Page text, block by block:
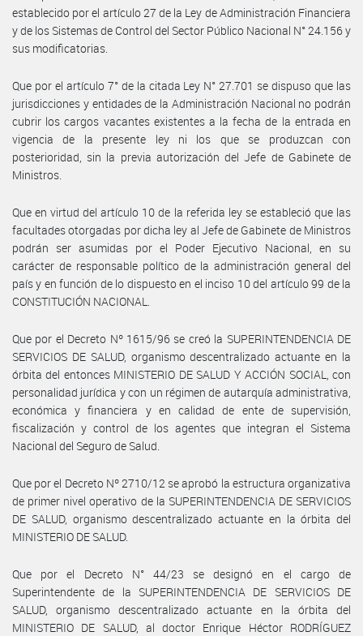
establecido por el artículo 27 de la Ley de Administración Financiera
y de los Sistemas de Control del Sector Público Nacional N° 24.156 y
sus modificatorias.
Que por el artículo 7° de la citada Ley N° 27.701 se dispuso que las
jurisdicciones y entidades de la Administración Nacional no podrán
cubrir los cargos vacantes existentes a la fecha de la entrada en
vigencia de la presente ley ni los que se produzcan con
posterioridad, sin la previa autorización del Jefe de Gabinete de
Ministros.
Que en virtud del artículo 10 de la referida ley se estableció que las
facultades otorgadas por dicha ley al Jefe de Gabinete de Ministros
podrán ser asumidas por el Poder Ejecutivo Nacional, en su
carácter de responsable político de la administración general del
país y en función de lo dispuesto en el inciso 10 del artículo 99 de la
CONSTITUCIÓN NACIONAL.
Que por el Decreto Nº 1615/96 se creó la SUPERINTENDENCIA DE
SERVICIOS DE SALUD, organismo descentralizado actuante en la
órbita del entonces MINISTERIO DE SALUD Y ACCIÓN SOCIAL, con
personalidad jurídica y con un régimen de autarquía administrativa,
económica y financiera y en calidad de ente de supervisión,
fiscalización y control de los agentes que integran el Sistema
Nacional del Seguro de Salud.
Que por el Decreto Nº 2710/12 se aprobó la estructura organizativa
de primer nivel operativo de la SUPERINTENDENCIA DE SERVICIOS
DE SALUD, organismo descentralizado actuante en la órbita del
MINISTERIO DE SALUD.
Que por el Decreto N° 44/23 se designó en el cargo de
Superintendente de la SUPERINTENDENCIA DE SERVICIOS DE
SALUD, organismo descentralizado actuante en la órbita del
MINISTERIO DE SALUD, al doctor Enrique Héctor RODRÍGUEZ